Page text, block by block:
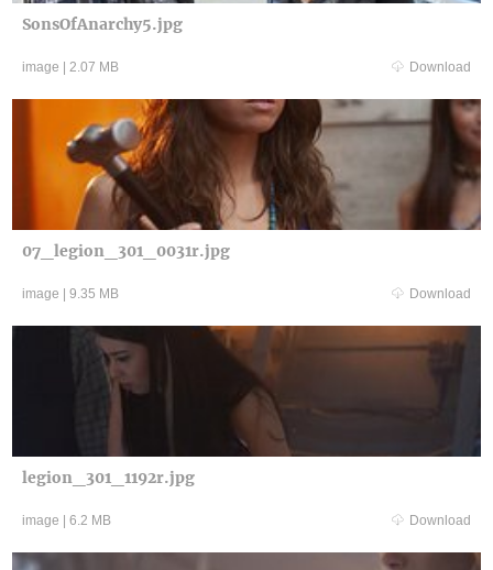
SonsOfAnarchy5.jpg
image 2.07 MB Download
07_legion_301_0031r.jpg
image 9.35 MB Download
legion_301_1192r.jpg
image 6.2 MB Download